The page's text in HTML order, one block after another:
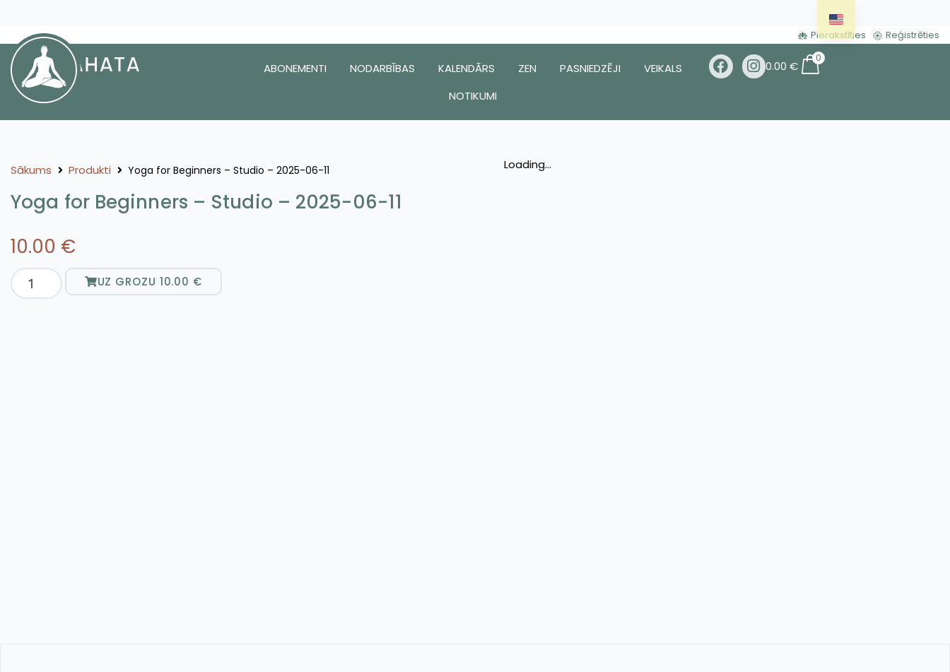
Pierakstīties Reģistrēties
ABONEMENTI NODARBĪBAS KALENDĀRS ZEN PASNIEDZĒJI
VEIKALS
NOTIKUMI
0.00€
0
Sākums Produkti Yoga for Beginners – Studio – 2025-06-11
Yoga for Beginners – Studio – 2025-06-11
10.00 €
UZ GROZU 10.00 €
Loading...